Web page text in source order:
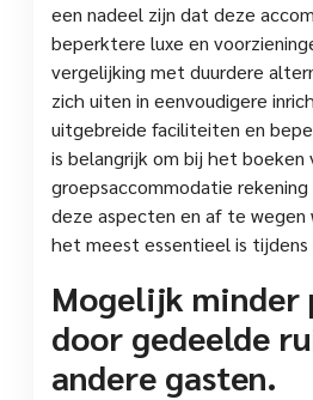
een nadeel zijn dat deze
beperktere luxe en
vergelijking met duurdere
zich uiten in eenvoudigere
uitgebreide faciliteiten en
is belangrijk om bij het boeken
groepsaccommodatie
deze aspecten en af te wegen
het meest essentieel is
Mogelijk minder
door gedeelde
andere gasten.